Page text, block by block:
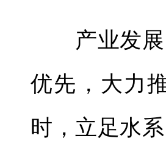
产业发展
优先，大力
时，立足水